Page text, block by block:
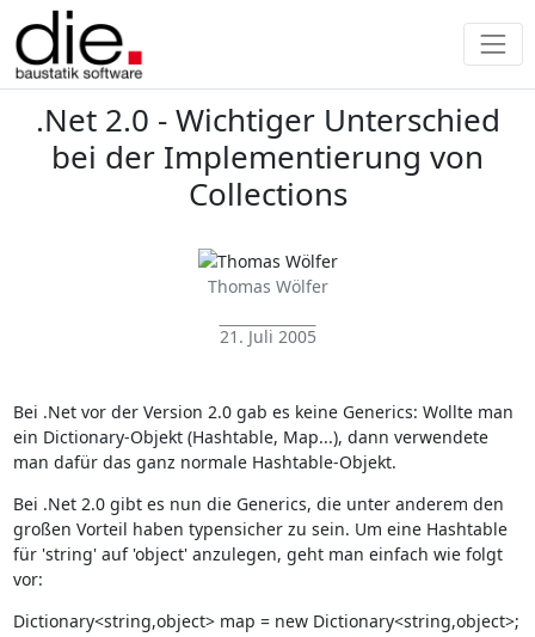
.Net 2.0 - Wichtiger Unterschied
bei der Implementierung von
Collections
Thomas Wölfer
21. Juli 2005
Bei .Net vor der Version 2.0 gab es keine Generics: Wollte man
ein Dictionary-Objekt (Hashtable, Map...), dann verwendete
man dafür das ganz normale Hashtable-Objekt.
Bei .Net 2.0 gibt es nun die Generics, die unter anderem den
großen Vorteil haben typensicher zu sein. Um eine Hashtable
für 'string' auf 'object' anzulegen, geht man einfach wie folgt
vor:
Dictionary<string,object> map = new Dictionary<string,object>;